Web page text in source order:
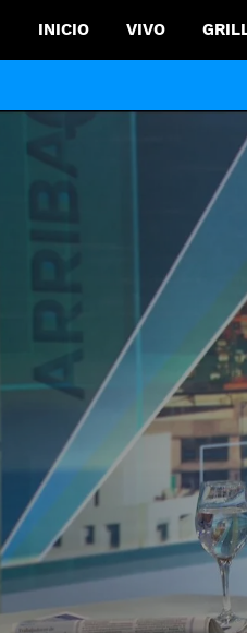
INICIO VIVO